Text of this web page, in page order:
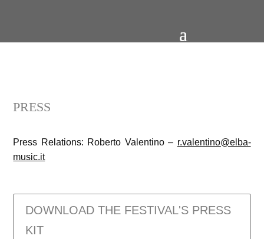
PRESS
Press Relations: Roberto Valentino – r.valentino@elba-
music.it
DOWNLOAD THE FESTIVAL'S PRESS
KIT